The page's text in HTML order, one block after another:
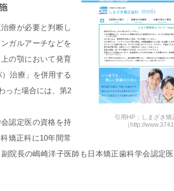
引用HP：しまざき
（http://
療が必要と判断し
ガルアーチなどを
の顎において発育
治療」を併用する
った場合には、第2
認定医の資格を持
矯正科に10年間常
院長の嶋崎洋子医師も日本矯正歯科学会認定